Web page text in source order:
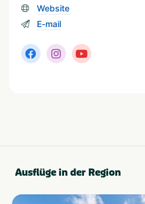
Stacaravan
Chalet
Populäre Filter
Website
E-mail
Ausflüge in der Region